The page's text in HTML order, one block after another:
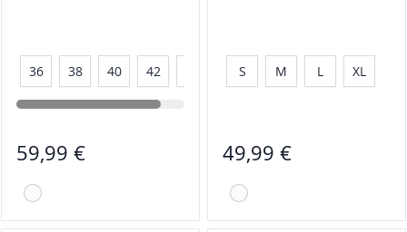
36 38 40 42
59,99 €
S M L XL
49,99 €